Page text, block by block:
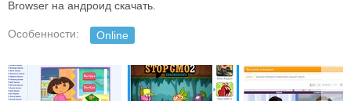
Browser на андроид скачать.
Особенности: Online